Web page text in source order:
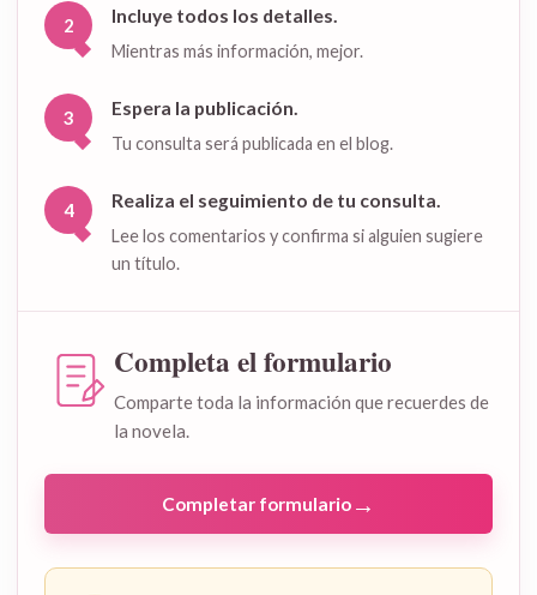
2 Incluye todos los detalles.
Mientras más información, mejor.
3 Espera la publicación.
Tu consulta será publicada en el blog.
4 Realiza el seguimiento de tu consulta.
Lee los comentarios y confirma si alguien sugiere
un título.
Completa el formulario
Comparte toda la información que recuerdes de
la novela.
Completar formulario →